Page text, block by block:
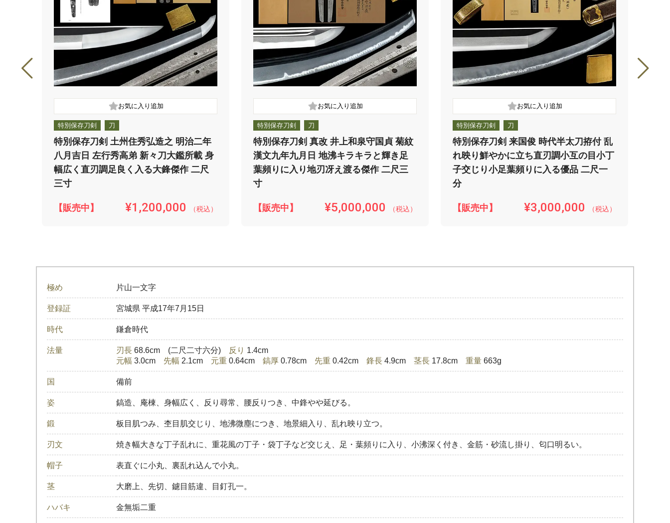
特別保存刀剣 刀
特別保存刀剣 土州住秀弘造之 明治二年
八月吉日 左行秀高弟 新々刀大鑑所載 身
幅広く直刃調足良く入る大鋒傑作 二尺
三寸
【販売中】 ¥1,200,000 （税込）
特別保存刀剣 刀
特別保存刀剣 真改 井上和泉守国貞 菊紋
漢文九年九月日 地沸キラキラと輝き足
葉頻りに入り地刃冴え渡る傑作 二尺三
寸
【販売中】 ¥5,000,000 （税込）
特別保存刀剣 刀
特別保存刀剣 来国俊 時代半太刀拵付 乱
れ映り鮮やかに立ち直刃調小互の目小丁
子交じり小足葉頻りに入る優品 二尺一
分
【販売中】 ¥3,000,000 （税込）
極め 片山一文字
登録証 宮城県 平成17年7月15日
時代 鎌倉時代
法量 刃長68.6cm (二尺二寸六分) 反り 1.4cm
元幅 3.0cm 先幅 2.1cm 元重0.64cm 鎬厚0.78cm 先重0.42cm 鋒長4.9cm 茎長17.8cm 重量663g
国 備前
姿 鎬造、庵棟、身幅広く、反り尋常、腰反りつき、中鋒やや延びる。
鍛 板目肌つみ、杢目肌交じり、地沸微塵につき、地景細入り、乱れ映り立つ。
刃文 焼き幅大きな丁子乱れに、重花風の丁子・袋丁子など交じえ、足・葉頻りに入り、小沸深く付き、金筋・砂流し掛り、匂口明るい。
帽子 表直ぐに小丸、裏乱れ込んで小丸。
茎 大磨上、先切、鑢目筋違、目釘孔一。
ハバキ 金無垢二重